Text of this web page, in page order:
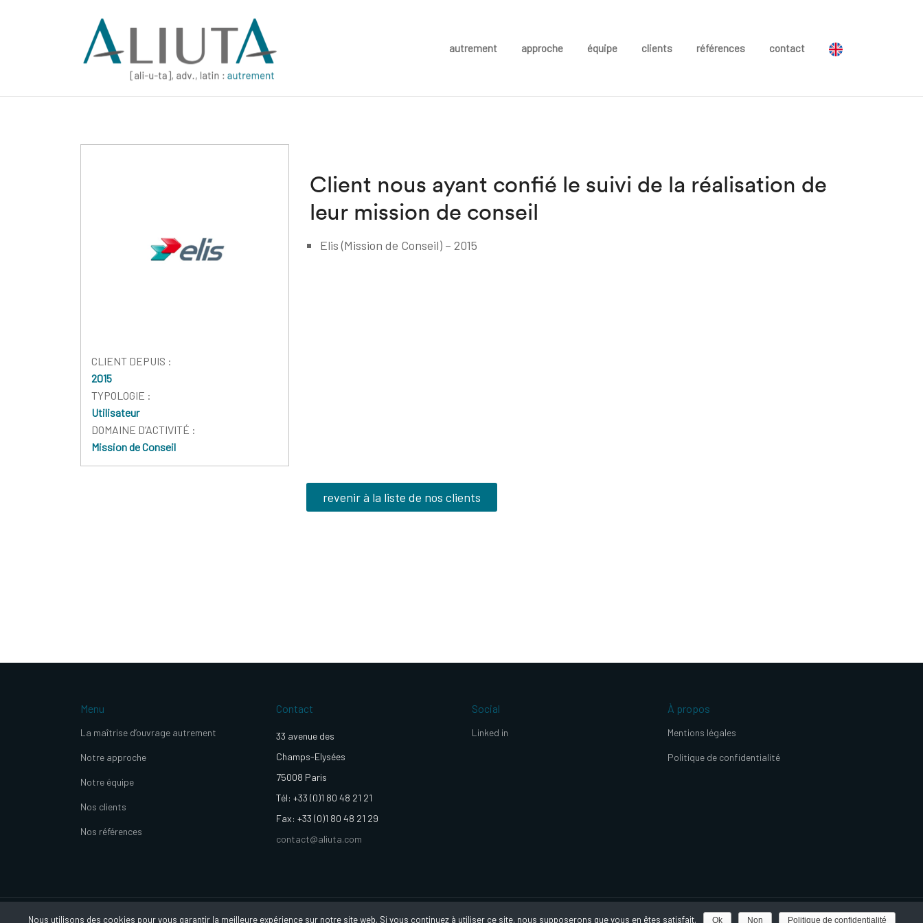
autrement approche équipe clients références contact
CLIENT DEPUIS :
2015
TYPOLOGIE :
Utilisateur
DOMAINE D’ACTIVITÉ :
Mission de Conseil
Client nous ayant confié le suivi de la réalisation de
leur mission de conseil
Elis (Mission de Conseil) – 2015
revenir à la liste de nos clients
Menu
La maîtrise d’ouvrage autrement
Notre approche
Notre équipe
Nos clients
Nos références
Contact
33 avenue des
Champs-Elysées
75008 Paris
Tél: +33 (0)1 80 48 21 21
Fax: +33 (0)1 80 48 21 29
contact@aliuta.com
Social
Linked in
À propos
Mentions légales
Politique de confidentialité
©Aliuta 2020 - conception réalisation ©betrue.fr
Nous utilisons des cookies pour vous garantir la meilleure expérience sur notre site web. Si vous continuez à utiliser ce site, nous supposerons que vous en êtes satisfait. Ok Non Politique de confidentialité